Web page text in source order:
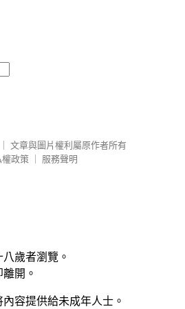
文章與圖片權利屬原作者所有
權政策
服務聲明
歲者瀏覽。
開。
容提供給未成年人士。